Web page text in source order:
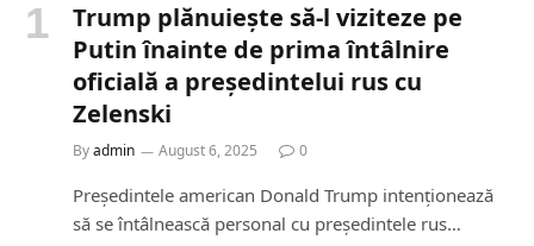
Trump plănuiește să-l viziteze pe
Putin înainte de prima întâlnire
oficială a președintelui rus cu
Zelenski
Byadmin August 6, 2025 0
Președintele american Donald Trump intenționează
să se întâlnească personal cu președintele rus…